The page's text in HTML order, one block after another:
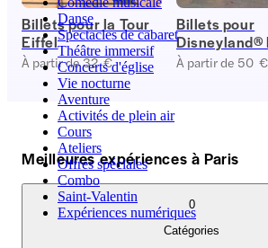
Danse
Spectacles de cabaret
Théâtre immersif
Concerts d'église
Vie nocturne
Aventure
Activités de plein air
Cours
Ateliers
Offres spéciales
Combo
Saint-Valentin
Expériences numériques
Billets pour la Tour
Eiffel
À partir de 32 €
Billets pour
Disneyland®
À partir de 50 €
Meilleures expériences à Paris
0
Catégories